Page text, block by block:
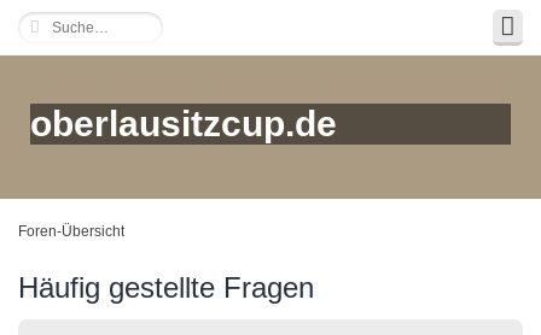
oberlausitzcup.de
Foren-Übersicht
Häufig gestellte Fragen